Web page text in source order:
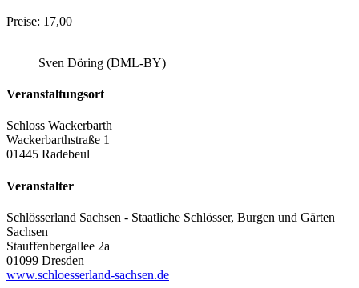
Preise: 17,00
Sven Döring (DML-BY)
Veranstaltungsort
Schloss Wackerbarth
Wackerbarthstraße 1
01445 Radebeul
Veranstalter
Schlösserland Sachsen - Staatliche Schlösser, Burgen und Gärten
Sachsen
Stauffenbergallee 2a
01099 Dresden
www.schloesserland-sachsen.de